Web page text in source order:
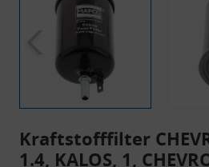
Kraftstofffilter
1.4, KALOS, 1,